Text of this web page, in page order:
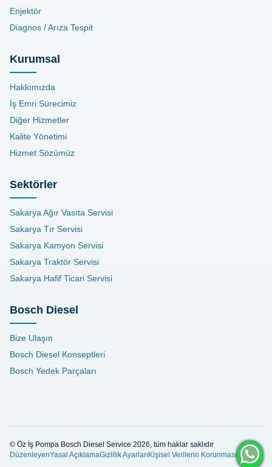
Enjektör
Diagnos / Arıza Tespit
Kurumsal
Hakkımızda
İş Emri Sürecimiz
Diğer Hizmetler
Kalite Yönetimi
Hizmet Sözümüz
Sektörler
Sakarya Ağır Vasıta Servisi
Sakarya Tır Servisi
Sakarya Kamyon Servisi
Sakarya Traktör Servisi
Sakarya Hafif Ticari Servisi
Bosch Diesel
Bize Ulaşın
Bosch Diesel Konseptleri
Bosch Yedek Parçaları
© Öz İş Pompa Bosch Diesel Service 2026, tüm haklar saklıdır
DüzenleyenYasal AçıklamaGizlilik AyarlarıKişisel Verilerin Korunması